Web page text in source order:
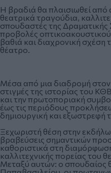
Η βραδιά θα πλαισιωθεί
θεατρικά τραγούδια,
σπουδαστές της
προβολές
βαθιά και διαχρονική σχέση
θέατρο.
Μέσα από μια διαδρομή
στιγμές της ιστορίας του
και την πρωτοποριακή
έως τις περιόδους
δημιουργική και εξωστρεφή
Ξεχωριστή θέση στην
βραβεύσεις σημαντικών
καθοριστικά στη
καλλιτεχνικής πορείας του
Μεταξύ αυτών: ο σπουδαίος